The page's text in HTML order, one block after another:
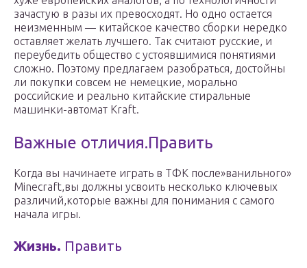
зачастую в разы их превосходят. Но одно остается
неизменным — китайское качество сборки нередко
оставляет желать лучшего. Так считают русские, и
переубедить общество с устоявшимися понятиями
сложно. Поэтому предлагаем разобраться, достойны
ли покупки совсем не немецкие, морально
российские и реально китайские стиральные
машинки-автомат Kraft.
Важные отличия.Править
Когда вы начинаете играть в ТФК после»ванильного»
Minecraft,вы должны усвоить несколько ключевых
различий,которые важны для понимания с самого
начала игры.
Жизнь. Править